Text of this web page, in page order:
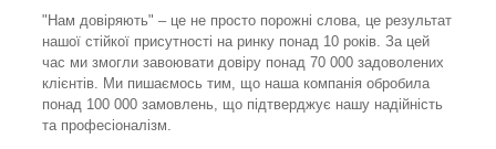
"Нам довіряють" – це не просто порожні слова, це результат
нашої стійкої присутності на ринку понад 10 років. За цей
час ми змогли завоювати довіру понад 70 000 задоволених
клієнтів. Ми пишаємось тим, що наша компанія обробила
понад 100 000 замовлень, що підтверджує нашу надійність
та професіоналізм.